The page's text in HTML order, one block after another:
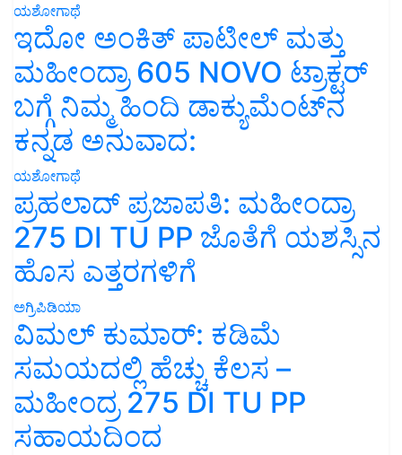
ಯಶೋಗಾಥೆ
ಇದೋ ಅಂಕಿತ್ ಪಾಟೀಲ್ ಮತ್ತು
ಮಹೀಂದ್ರಾ 605 NOVO ಟ್ರಾಕ್ಟರ್
ಬಗ್ಗೆ ನಿಮ್ಮ ಹಿಂದಿ ಡಾಕ್ಯುಮೆಂಟ್‌ನ
ಕನ್ನಡ ಅನುವಾದ:
ಯಶೋಗಾಥೆ
ಪ್ರಹಲಾದ್ ಪ್ರಜಾಪತಿ: ಮಹೀಂದ್ರಾ
275 DI TU PP ಜೊತೆಗೆ ಯಶಸ್ಸಿನ
ಹೊಸ ಎತ್ತರಗಳಿಗೆ
ಅಗ್ರಿಪಿಡಿಯಾ
ವಿಮಲ್ ಕುಮಾರ್: ಕಡಿಮೆ
ಸಮಯದಲ್ಲಿ ಹೆಚ್ಚು ಕೆಲಸ –
ಮಹೀಂದ್ರ 275 DI TU PP
ಸಹಾಯದಿಂದ